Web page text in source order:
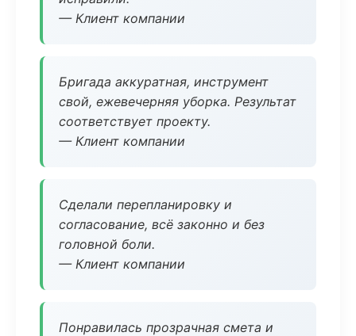
— Клиент компании
Бригада аккуратная, инструмент
свой, ежевечерняя уборка. Результат
соответствует проекту.
— Клиент компании
Сделали перепланировку и
согласование, всё законно и без
головной боли.
— Клиент компании
Понравилась прозрачная смета и